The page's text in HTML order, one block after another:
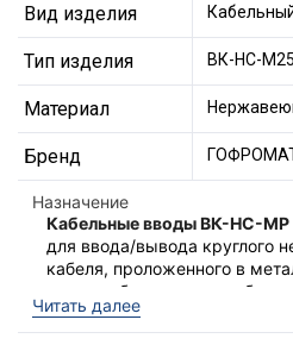
Вид изделия
Тип изделия ВК-НС-
Материал
Бренд
Назначение
Кабельные вводы ВК-НС-МР
для ввода/вывода круглого
кабеля, проложенного в
корпус оборудования,
проникновения влаги и пыли
кабеля.
Описание комплекта:
1. Гайка заземляющая.
Читать далее